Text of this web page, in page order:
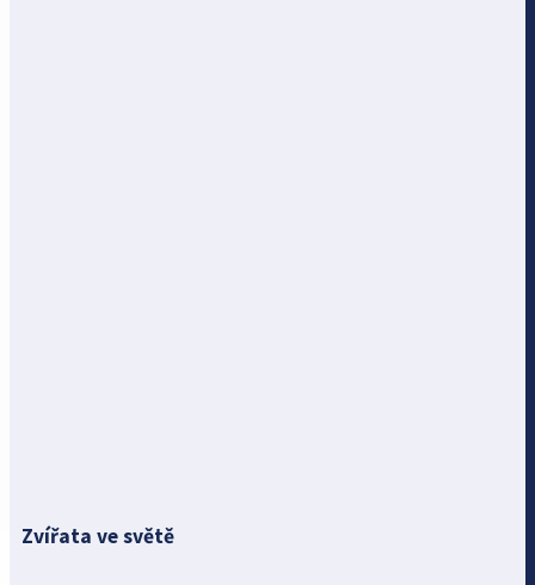
Zvířata ve světě